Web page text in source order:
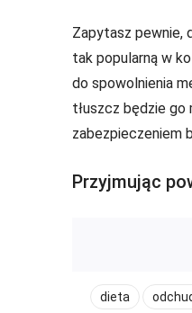
Zapytasz pewnie,
tak popularną w
do spowolnienia
tłuszcz będzie go
zabezpieczeniem
Przyjmując
dieta